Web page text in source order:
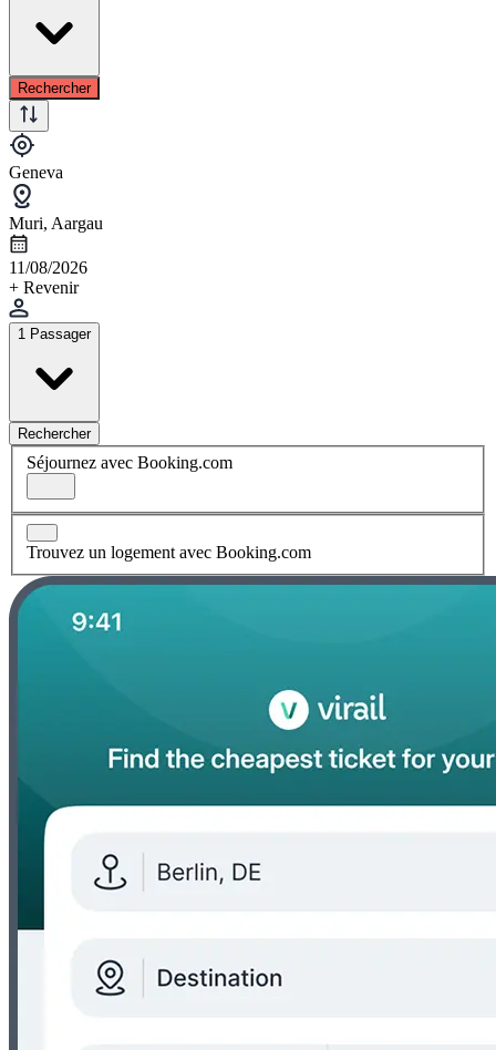
Rechercher
Geneva
Muri, Aargau
11/08/2026
+ Revenir
1 Passager
Rechercher
Séjournez avec Booking.com
Trouvez un logement avec Booking.com